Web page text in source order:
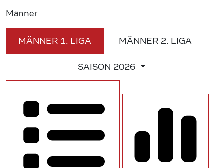
Männer
MÄNNER 1. LIGA MÄNNER 2. LIGA
SAISON 2026